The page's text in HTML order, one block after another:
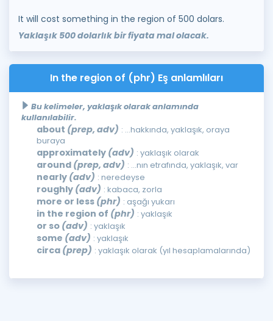
It will cost something in the region of 500 dolars.
Yaklaşık 500 dolarlık bir fiyata mal olacak.
In the region of (phr) Eş anlamlıları
Bu kelimeler, yaklaşık olarak anlamında
kullanılabilir.
about (prep, adv) : ...hakkında, yaklaşık, oraya
buraya
approximately (adv) : yaklaşık olarak
around (prep, adv) : ...nın etrafında, yaklaşık, var
nearly (adv) : neredeyse
roughly (adv) : kabaca, zorla
more or less (phr) : aşağı yukarı
in the region of (phr) : yaklaşık
or so (adv) : yaklaşık
some (adv) : yaklaşık
circa (prep) : yaklaşık olarak (yıl hesaplamalarında)